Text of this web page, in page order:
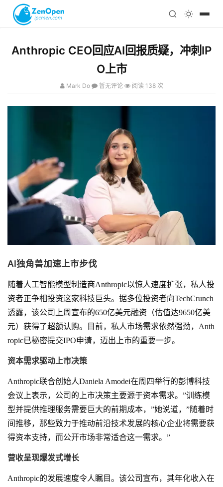
科技
心理
注册
Anthropic CEO回应AI回报质疑，冲刺IP
O上市
Mark Do 暂无评论 阅读 138 次
AI独角兽加速上市步伐
随着人工智能模型制造商Anthropic以惊人速度扩张，私人投
资者正争相投资这家科技巨头。据多位投资者向TechCrunch
透露，该公司上周宣布的650亿美元融资（估值达9650亿美
元）获得了超额认购。目前，私人市场需求依然强劲，Anth
ropic已秘密提交IPO申请，迈出上市的重要一步。
资本需求驱动上市决策
Anthropic联合创始人Daniela Amodei在周四举行的彭博科技
会议上表示，公司的上市决策主要源于资本需求。”训练模
型并提供推理服务需要巨大的前期成本，”她说道，”随着时
间推移，那些致力于推动前沿技术发展的核心企业将需要获
得资本支持，而公开市场非常适合这一需求。”
营收呈现爆发式增长
Anthropic的发展速度令人瞩目。该公司宣布，其年化收入在